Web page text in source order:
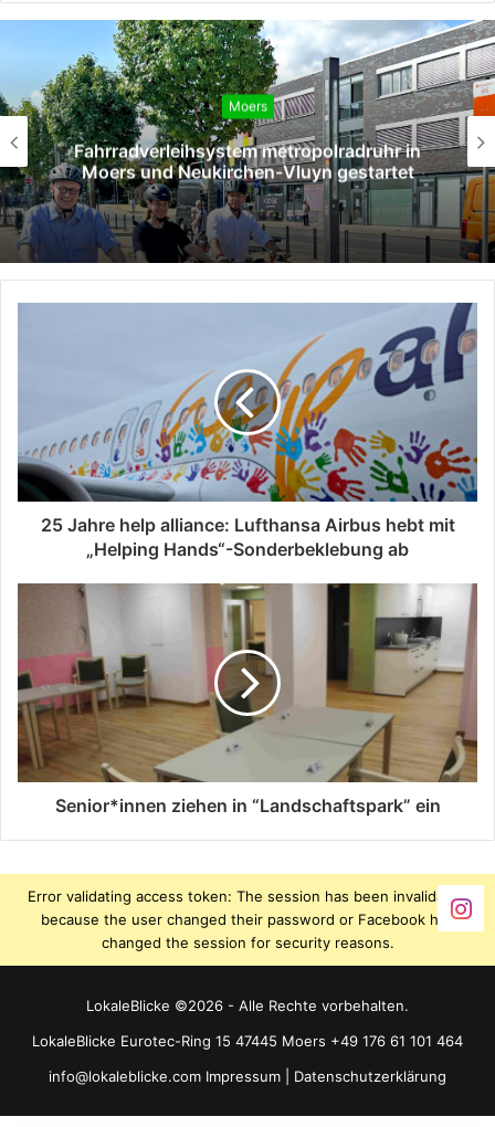
Moers
SPD Moers verleiht Willy-Brandt-
an Hans Gerd Rötters
25 Jahre help alliance: Lufthansa Airbus hebt mit
„Helping Hands“-Sonderbeklebung ab
Senior*innen ziehen in “Landschaftspark” ein
Error validating access token: The session has been invalidated
because the user changed their password or Facebook has
changed the session for security reasons.
LokaleBlicke ©2026 - Alle Rechte vorbehalten.
LokaleBlicke Eurotec-Ring 15 47445 Moers +49 176 61 101 464
info@lokaleblicke.com Impressum Datenschutzerklärung